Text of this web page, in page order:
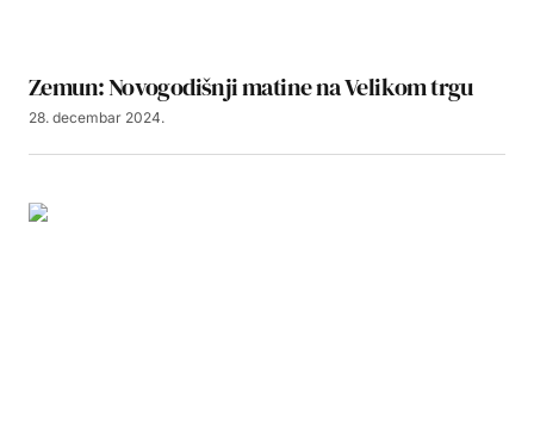
Zemun: Novogodišnji matine na Velikom trgu
28. decembar 2024.